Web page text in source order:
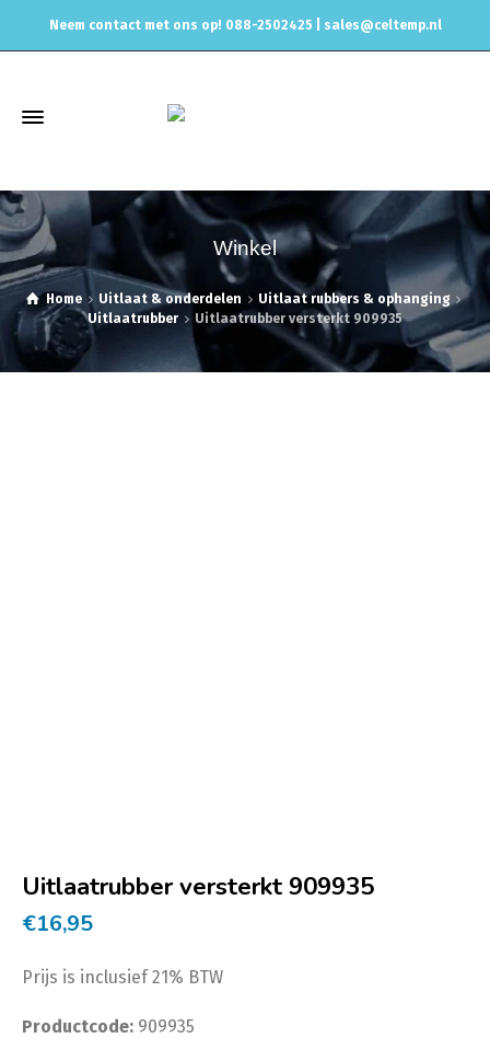
Neem contact met ons op! 088-2502425 | sales@celtemp.nl
Winkel
Home Uitlaat & onderdelen
Uitlaat rubbers & ophanging
Uitlaatrubber
Uitlaatrubber versterkt 909935
Uitlaatrubber versterkt 909935
€16,95
Prijs is inclusief 21% BTW
Productcode: 909935